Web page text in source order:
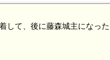
して、後に藤森城主になっ